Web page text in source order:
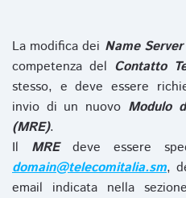
La modifica dei Name Server
competenza del Contatto
stesso, e deve essere
invio di un nuovo Modulo
(MRE).
Il MREdeve essere
domain@telecomitalia.sm,
email indicata nella